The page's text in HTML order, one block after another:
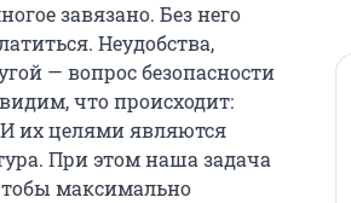
завязано. Без него
Неудобства,
— вопрос безопасности
что происходит:
И их целями являются
При этом наша задача
максимально